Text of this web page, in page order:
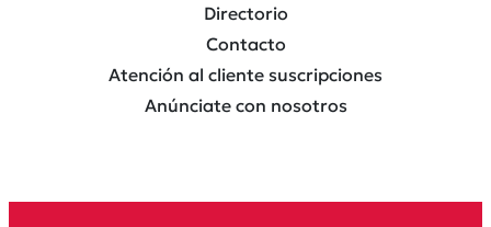
Directorio
Contacto
Atención al cliente suscripciones
Anúnciate con nosotros